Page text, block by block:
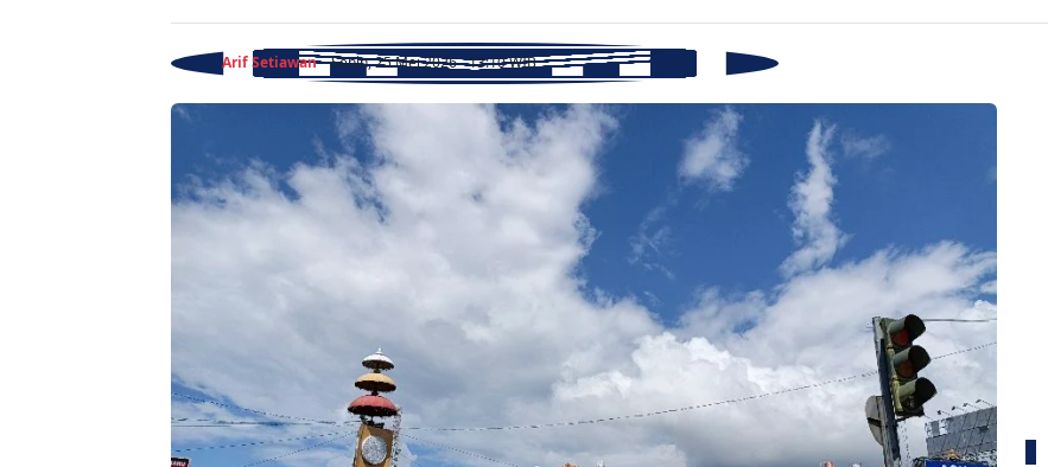
Arif Setiawan - Senin, 25 Mei 2026 - 13:10 WIB